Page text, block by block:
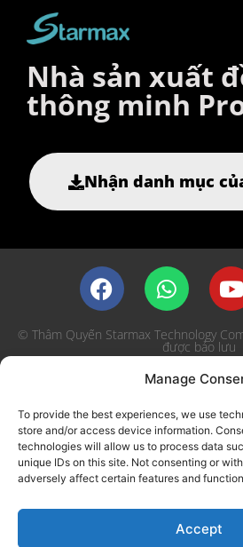
Manage
To provide the best experiences, we use
store and/or access device information.
technologies will allow us to process data
unique IDs on this site. Not consenting or
adversely affect certain features and
Accept
Nhà sản xuất
thông minh
Nhận danh mục
© Thâm Quyến Starmax Technology
được bảo lưu
English 日本語
Français
Português
Türkçe